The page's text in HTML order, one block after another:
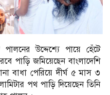
উদ্দেশ্যে পায়ে হেঁটে
পাড়ি জমিয়েছেন বাংলাদেশি
পেরিয়ে দীর্ঘ ৫ মাস ৩
পথ পাড়ি দিয়েছেন তিনি